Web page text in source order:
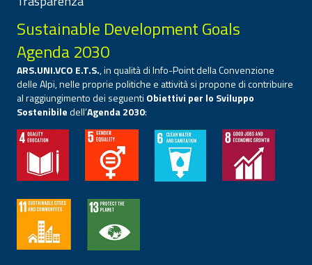
Sustainable Development Goals
Agenda 2030
ARS.UNI.VCO E.T.S., in qualità di Info-Point della Convenzione
delle Alpi, nelle proprie politiche e attività si propone di contribuire
al raggiungimento dei seguenti Obiettivi per lo Sviluppo
Sostenibiledell’Agenda 2030: